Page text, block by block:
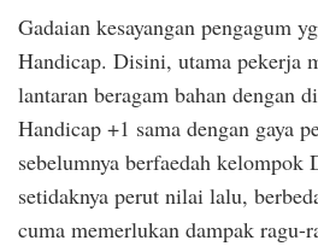
Gadaian kesayangan pengagum
Handicap. Disini, utama pekerja
lantaran beragam bahan dengan
Handicap +1 sama dengan gaya
sebelumnya berfaedah
setidaknya perut nilai lalu,
cuma memerlukan dampak ragu-